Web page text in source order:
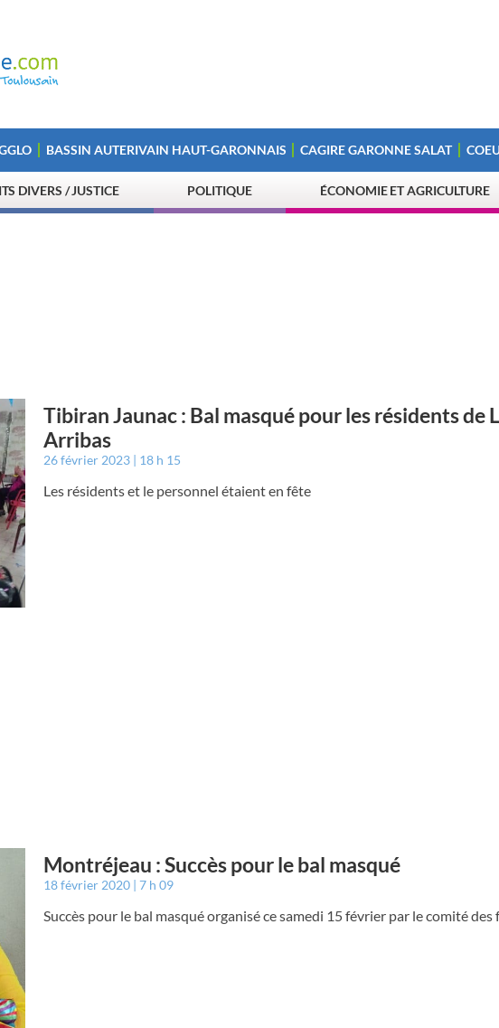
BASSIN AUTERIVAIN HAUT-GARONNAIS CAGIRE GARONNE SALAT
DIVERS / JUSTICE POLITIQUE ÉCONOMIE ET AGRICULTURE
Tibiran Jaunac : Bal masqué pour les résidents de
Arribas
26 février 2023 18 h 15
Les résidents et le personnel étaient en fête
Montréjeau : Succès pour le bal masqué
18 février 2020 7 h 09
Succès pour le bal masqué organisé ce samedi 15 février par le comité des